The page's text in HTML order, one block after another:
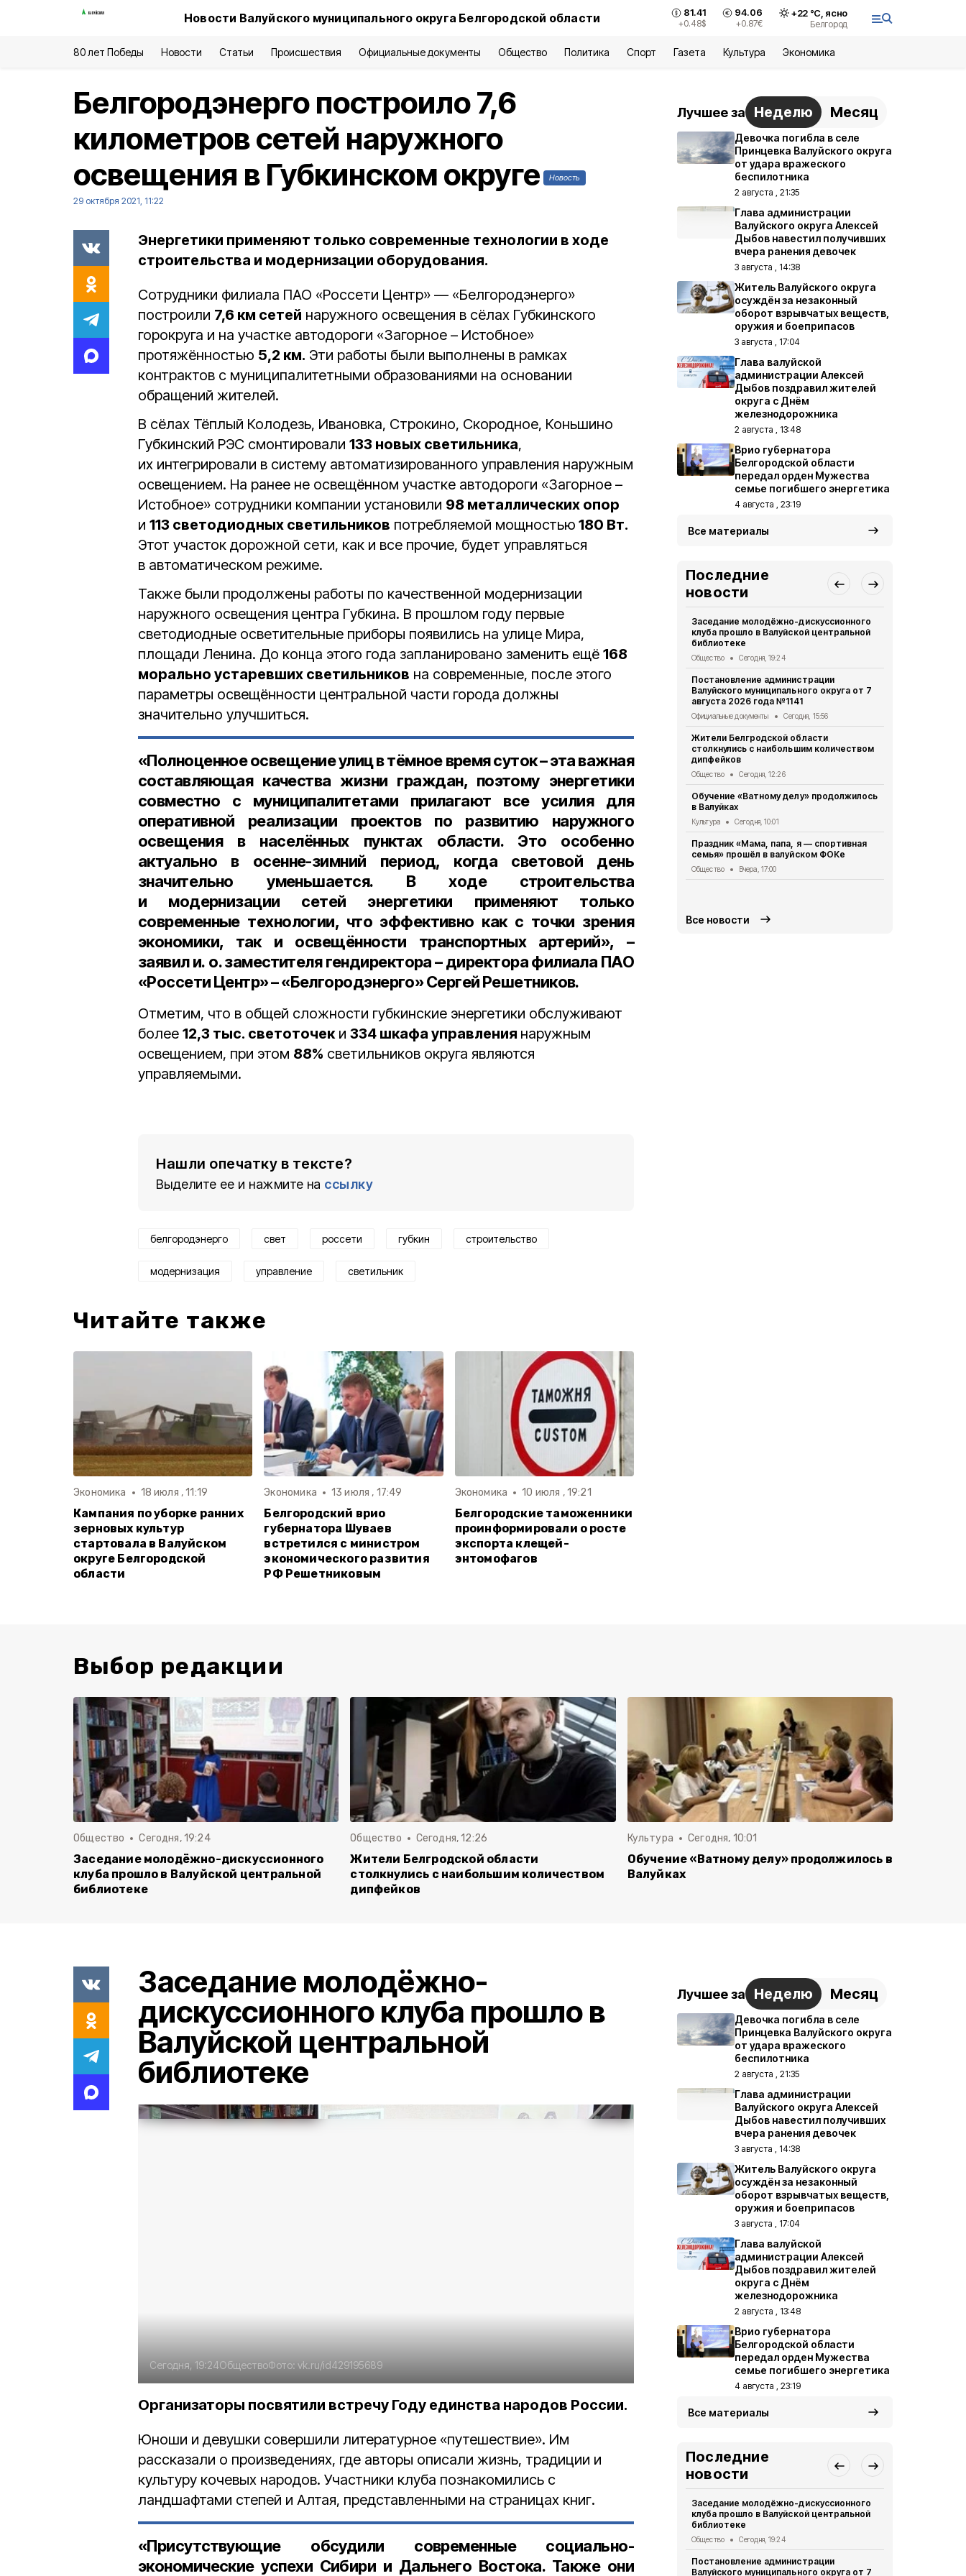
Новости Валуйского муниципального округа Белгородской области 81.41
+0.48$
94.06
+0.87€
+22°С, ясно
Белгород
80 лет Победы Новости Статьи Происшествия Официальные документы Общество Политика Спорт Газета Культура Экономика
Белгородэнерго построило 7,6
километров сетей наружного
освещения в Губкинском округе
Новость
29 октября 2021, 11:22
Энергетики применяют только современные технологии в ходе
строительства и модернизации оборудования.
Сотрудники филиала ПАО «Россети Центр» — «Белгородэнерго»
построили 7,6 км сетей наружного освещения в сёлах Губкинского
горокруга и на участке автодороги «Загорное – Истобное»
протяжённостью 5,2 км. Эти работы были выполнены в рамках
контрактов с муниципалитетными образованиями на основании
обращений жителей.
В сёлах Тёплый Колодезь, Ивановка, Строкино, Скородное, Коньшино
Губкинский РЭС смонтировали 133 новых светильника,
их интегрировали в систему автоматизированного управления наружным
освещением. На ранее не освещённом участке автодороги «Загорное –
Истобное» сотрудники компании установили 98 металлических опор
и 113 светодиодных светильников потребляемой мощностью 180 Вт.
Этот участок дорожной сети, как и все прочие, будет управляться
в автоматическом режиме.
Также были продолжены работы по качественной модернизации
наружного освещения центра Губкина. В прошлом году первые
светодиодные осветительные приборы появились на улице Мира,
площади Ленина. До конца этого года запланировано заменить ещё 168
морально устаревших светильников на современные, после этого
параметры освещённости центральной части города должны
значительно улучшиться.
«Полноценное освещение улиц в тёмное время суток – эта важная
составляющая качества жизни граждан, поэтому энергетики
совместно с муниципалитетами прилагают все усилия для
оперативной реализации проектов по развитию наружного
освещения в населённых пунктах области. Это особенно
актуально в осенне-зимний период, когда световой день
значительно уменьшается. В ходе строительства
и модернизации сетей энергетики применяют только
современные технологии, что эффективно как с точки зрения
экономики, так и освещённости транспортных артерий», –
заявили. о. заместителя гендиректора – директора филиала ПАО
«Россети Центр» – «Белгородэнерго» Сергей Решетников.
Отметим, что в общей сложности губкинские энергетики обслуживают
более 12,3 тыс. светоточеки 334 шкафа управления наружным
освещением, при этом 88% светильников округа являются
управляемыми.
Нашли опечатку в тексте?
Выделите ее и нажмите на ссылку
белгородэнерго свет россети губкин строительство
модернизация управление светильник
Читайте также
Экономика 18 июля , 11:19
Кампания по уборке ранних
зерновых культур
стартовала в Валуйском
округе Белгородской
области
Экономика 13 июля , 17:49
Белгородский врио
губернатора Шуваев
встретился с министром
экономического развития
РФ Решетниковым
Экономика 10 июля , 19:21
Белгородские таможенники
проинформировали о росте
экспорта клещей-
энтомофагов
Лучшее за Неделю Месяц
Девочка погибла в селе
Принцевка Валуйского округа
от удара вражеского
беспилотника
2 августа , 21:35
Глава администрации
Валуйского округа Алексей
Дыбов навестил получивших
вчера ранения девочек
3 августа , 14:38
Житель Валуйского округа
осуждён за незаконный
оборот взрывчатых веществ,
оружия и боеприпасов
3 августа , 17:04
Глава валуйской
администрации Алексей
Дыбов поздравил жителей
округа с Днём
железнодорожника
2 августа , 13:48
Врио губернатора
Белгородской области
передал орден Мужества
семье погибшего энергетика
4 августа , 23:19
Все материалы
Последние
новости
Заседание молодёжно-дискуссионного
клуба прошло в Валуйской центральной
библиотеке
Общество Сегодня, 19:24
Постановление администрации
Валуйского муниципального округа от 7
августа 2026 года №1141
Официальные документы Сегодня, 15:56
Жители Белгродской области
столкнулись с наибольшим количеством
дипфейков
Общество Сегодня, 12:26
Обучение «Ватному делу» продолжилось
в Валуйках
Культура Сегодня, 10:01
Праздник «Мама, папа, я — спортивная
семья» прошёл в валуйском ФОКе
Общество Вчера, 17:00
Все новости
Выбор редакции
Общество Сегодня, 19:24
Заседание молодёжно-дискуссионного
клуба прошло в Валуйской центральной
библиотеке
Общество Сегодня, 12:26
Жители Белгродской области
столкнулись с наибольшим количеством
дипфейков
Культура Сегодня, 10:01
Обучение «Ватному делу» продолжилось в
Валуйках
Заседание молодёжно-
дискуссионного клуба прошло в
Валуйской центральной
библиотеке
Сегодня, 19:24ОбществоФото: vk.ru/id429195689
Организаторы посвятили встречу Году единства народов России.
Юноши и девушки совершили литературное «путешествие». Им
рассказали о произведениях, где авторы описали жизнь, традиции и
культуру кочевых народов. Участники клуба познакомились с
ландшафтами степей и Алтая, представленными на страницах книг.
«Присутствующие обсудили современные социально-
экономические успехи Сибири и Дальнего Востока. Также они
Лучшее за Неделю Месяц
Девочка погибла в селе
Принцевка Валуйского округа
от удара вражеского
беспилотника
2 августа , 21:35
Глава администрации
Валуйского округа Алексей
Дыбов навестил получивших
вчера ранения девочек
3 августа , 14:38
Житель Валуйского округа
осуждён за незаконный
оборот взрывчатых веществ,
оружия и боеприпасов
3 августа , 17:04
Глава валуйской
администрации Алексей
Дыбов поздравил жителей
округа с Днём
железнодорожника
2 августа , 13:48
Врио губернатора
Белгородской области
передал орден Мужества
семье погибшего энергетика
4 августа , 23:19
Все материалы
Последние
новости
Заседание молодёжно-дискуссионного
клуба прошло в Валуйской центральной
библиотеке
Общество Сегодня, 19:24
Постановление администрации
Валуйского муниципального округа от 7